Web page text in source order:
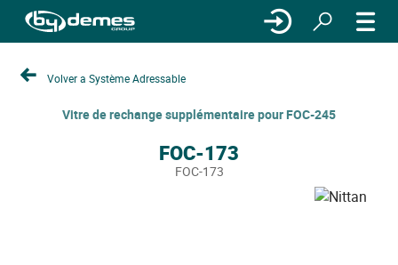
Volver a Système Adressable
Vitre de rechange supplémentaire pour FOC-245
FOC-173
FOC-173